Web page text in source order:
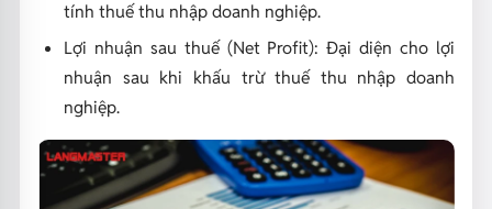
tính thuế thu nhập doanh nghiệp.
Lợi nhuận sau thuế (Net Profit): Đại diện cho lợi
nhuận sau khi khấu trừ thuế thu nhập doanh
nghiệp.